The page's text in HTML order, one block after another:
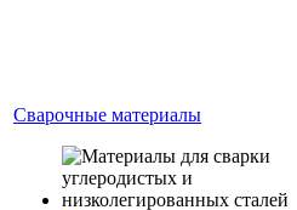
Сварочные материалы